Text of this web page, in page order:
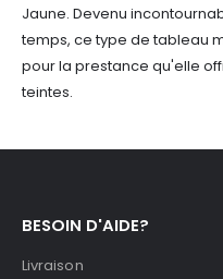
Jaune. Devenu
temps, ce type de tableau
pour la prestance qu'elle
teintes.
BESOIN D'AIDE?
Livraison